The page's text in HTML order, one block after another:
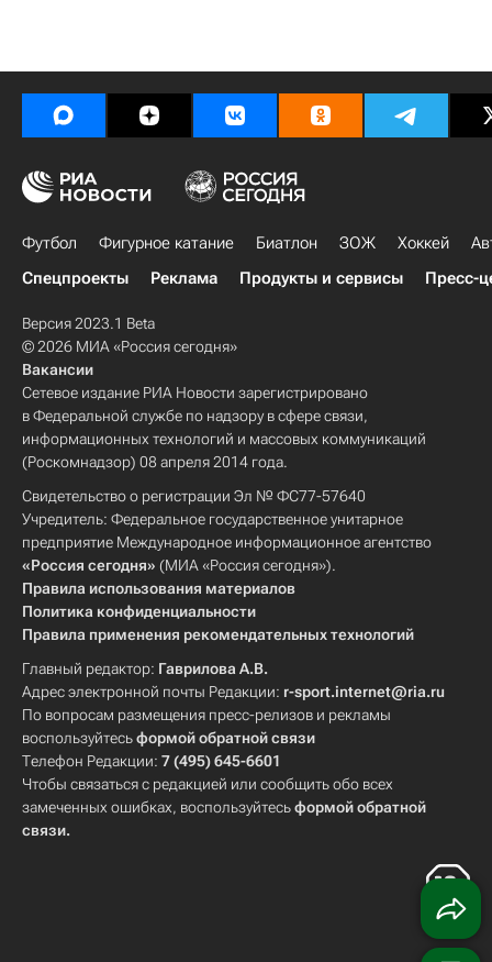
Футбол Фигурное катание Биатлон ЗОЖ Хоккей
Спецпроекты
Реклама Продукты и сервисы Пресс-
Версия 2023.1 Beta
© 2026 МИА «Россия сегодня»
Вакансии
Сетевое издание РИА Новости зарегистрировано
в Федеральной службе по надзору в сфере связи,
информационных технологий и массовых коммуникаций
(Роскомнадзор) 08 апреля 2014 года.
Свидетельство о регистрации Эл № ФС77-57640
Учредитель: Федеральное государственное унитарное
предприятие Международное информационное агентство
«Россия сегодня» (МИА «Россия сегодня»).
Правила использования материалов
Политика конфиденциальности
Правила применения рекомендательных технологий
Главный редактор: Гаврилова А.В.
Адрес электронной почты Редакции: r-sport.internet@ria.ru
По вопросам размещения пресс-релизов и рекламы
воспользуйтесьформой обратной связи
Телефон Редакции: 7 (495) 645-6601
Чтобы связаться с редакцией или сообщить обо всех
замеченных ошибках, воспользуйтесьформой обратной
связи.